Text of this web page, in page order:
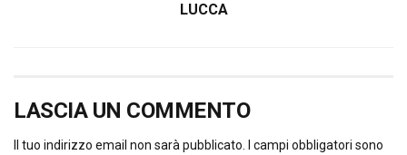
LUCCA
LASCIA UN COMMENTO
Il tuo indirizzo email non sarà pubblicato.
I campi obbligatori sono